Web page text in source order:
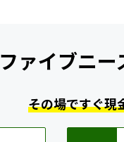
ファイブニー
その場ですぐ現